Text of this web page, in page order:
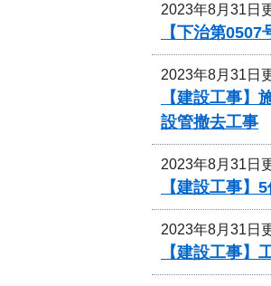
2023年8月31日
【下治第
2023年8月31日
【建設工事
設管撤去工事
2023年8月31日
【建設工事
2023年8月31日
【建設工事】